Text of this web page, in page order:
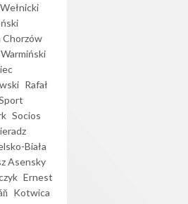
Chorzów
Rafał
Socios
Biała
Asensky
Ernest
Kotwica